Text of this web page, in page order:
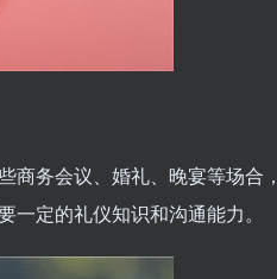
商务会议、婚礼、晚宴等场合
定的礼仪知识和沟通能力。